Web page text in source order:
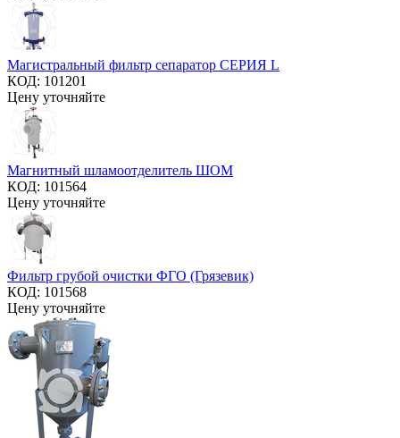
Магистральный фильтр сепаратор СЕРИЯ L
КОД: 101201
Цену уточняйте
Магнитный шламоотделитель ШОМ
КОД: 101564
Цену уточняйте
Фильтр грубой очистки ФГО (Грязевик)
КОД: 101568
Цену уточняйте